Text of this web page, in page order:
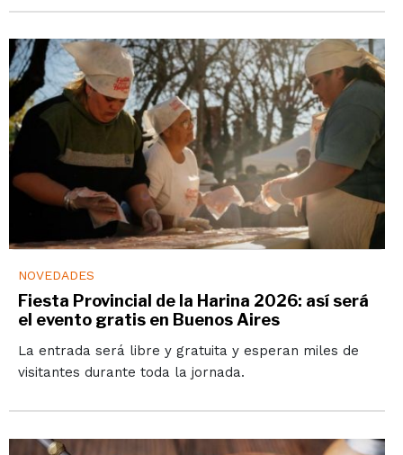
NOVEDADES
Fiesta Provincial de la Harina 2026: así será
el evento gratis en Buenos Aires
La entrada será libre y gratuita y esperan miles de
visitantes durante toda la jornada.